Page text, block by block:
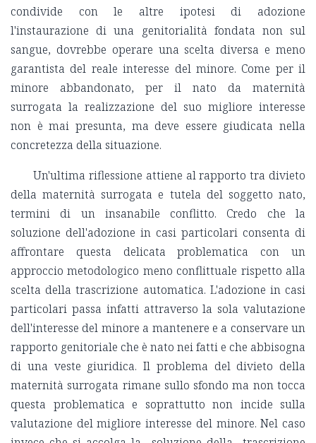
condivide con le altre ipotesi di adozione
l'instaurazione di una genitorialità fondata non sul
sangue, dovrebbe operare una scelta diversa e meno
garantista del reale interesse del minore. Come per il
minore abbandonato, per il nato da maternità
surrogata la realizzazione del suo migliore interesse
non è mai presunta, ma deve essere giudicata nella
concretezza della situazione.
Un'ultima riflessione attiene al rapporto tra divieto
della maternità surrogata e tutela del soggetto nato,
termini di un insanabile conflitto. Credo che la
soluzione dell'adozione in casi particolari consenta di
affrontare questa delicata problematica con un
approccio metodologico meno conflittuale rispetto alla
scelta della trascrizione automatica. L'adozione in casi
particolari passa infatti attraverso la sola valutazione
dell'interesse del minore a mantenere e a conservare un
rapporto genitoriale che è nato nei fatti e che abbisogna
di una veste giuridica. Il problema del divieto della
maternità surrogata rimane sullo sfondo ma non tocca
questa problematica e soprattutto non incide sulla
valutazione del migliore interesse del minore. Nel caso